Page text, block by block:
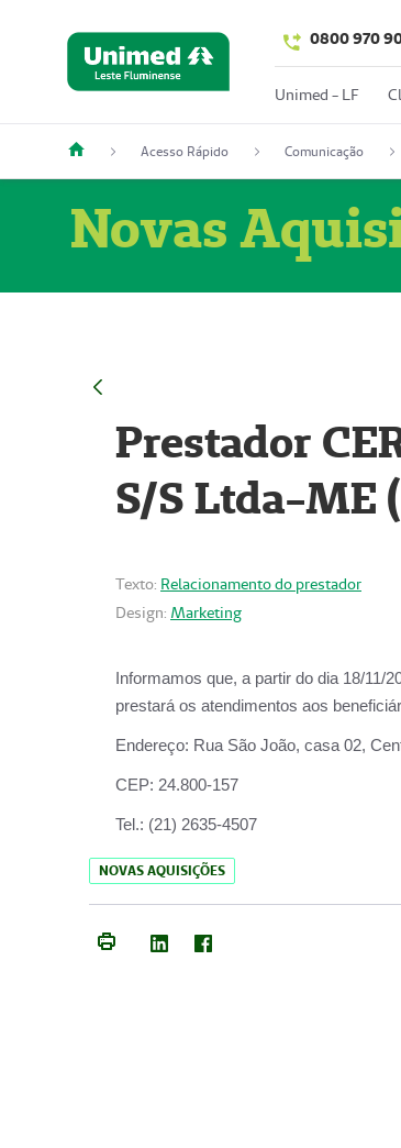
0800 970
Unimed - LF
Acesso Rápido Comunicação
Novas
Prestador
S/S Ltda-ME
Texto: Relacionamento do prestador
Design: Marketing
Informamos que, a partir do dia 18/11/
prestará os atendimentos aos
Endereço: Rua São João, casa 02,
CEP: 24.800-157
Tel.: (21) 2635-4507
NOVAS AQUISIÇÕES